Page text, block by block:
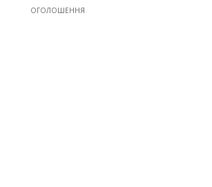
ОГОЛОШЕННЯ